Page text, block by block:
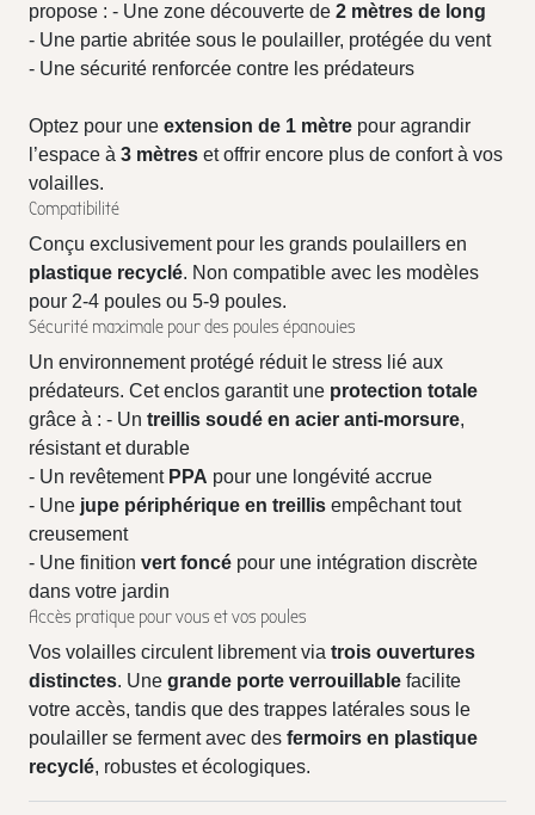
propose : - Une zone découverte de 2 mètres de long
- Une partie abritée sous le poulailler, protégée du vent
- Une sécurité renforcée contre les prédateurs
Optez pour une extension de 1 mètre pour agrandir
l’espace à 3 mètres et offrir encore plus de confort à vos
volailles.
Compatibilité
Conçu exclusivement pour les grands poulaillers en
plastique recyclé. Non compatible avec les modèles
pour 2-4 poules ou 5-9 poules.
Sécurité maximale pour des poules épanouies
Un environnement protégé réduit le stress lié aux
prédateurs. Cet enclos garantit une protection totale
grâce à : - Un treillis soudé en acier anti-morsure,
résistant et durable
- Un revêtement PPA pour une longévité accrue
- Une jupe périphérique en treillis empêchant tout
creusement
- Une finition vert foncé pour une intégration discrète
dans votre jardin
Accès pratique pour vous et vos poules
Vos volailles circulent librement via trois ouvertures
distinctes. Une grande porte verrouillable facilite
votre accès, tandis que des trappes latérales sous le
poulailler se ferment avec des fermoirs en plastique
recyclé, robustes et écologiques.